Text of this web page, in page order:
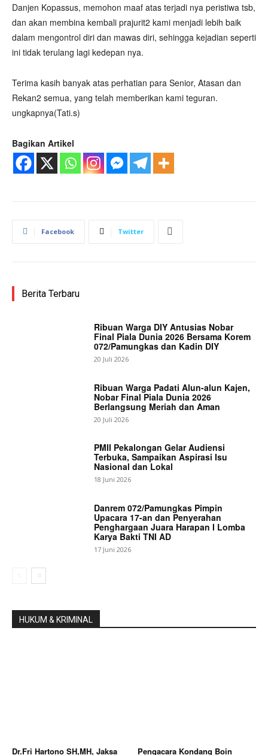
Danjen Kopassus, memohon maaf atas terjadi nya peristiwa tsb,
dan akan membina kembali prajurit2 kami menjadi lebih baik
dalam mengontrol diri dan mawas diri, sehingga kejadian seperti
ini tidak terulang lagi kedepan nya.
Terima kasih banyak atas perhatian para Senior, Atasan dan
Rekan2 semua, yang telah memberikan kami teguran.
ungkapnya(Tati.s)
Bagikan Artikel
Facebook Twitter
Berita Terbaru
Ribuan Warga DIY Antusias Nobar
Final Piala Dunia 2026 Bersama Korem
072/Pamungkas dan Kadin DIY
20 Juli 2026
Ribuan Warga Padati Alun-alun Kajen,
Nobar Final Piala Dunia 2026
Berlangsung Meriah dan Aman
20 Juli 2026
PMII Pekalongan Gelar Audiensi
Terbuka, Sampaikan Aspirasi Isu
Nasional dan Lokal
18 Juni 2026
Danrem 072/Pamungkas Pimpin
Upacara 17-an dan Penyerahan
Penghargaan Juara Harapan I Lomba
Karya Bakti TNI AD
17 Juni 2026
HUKUM & KRIMINAL
Dr.Fri Hartono SH,MH, Jaksa Pengacara Kondang Boin